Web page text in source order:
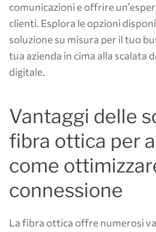
comunicazioni e offrire
clienti. Esplora le opzioni
soluzione su misura per il tuo
tua azienda in cima alla scalata
digitale.
Vantaggi delle
fibra ottica per
come
connessione
La fibra ottica offre numerosi